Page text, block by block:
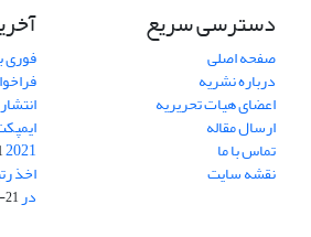
دسترسی سریع
صفحه اصلی
درباره نشریه
اعضای هیات تحریریه
ارسال مقاله
تماس با ما
نقشه سایت
فوری
2021
اخذ
در ISC